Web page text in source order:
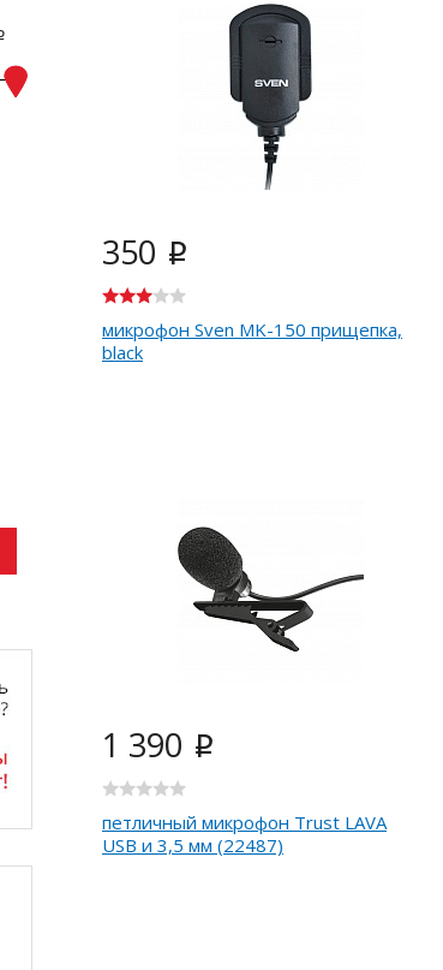
350 i
микрофон Sven MK-150 прищепка,
black
1 390 i
петличный микрофон Trust LAVA
USB и 3,5 мм (22487)